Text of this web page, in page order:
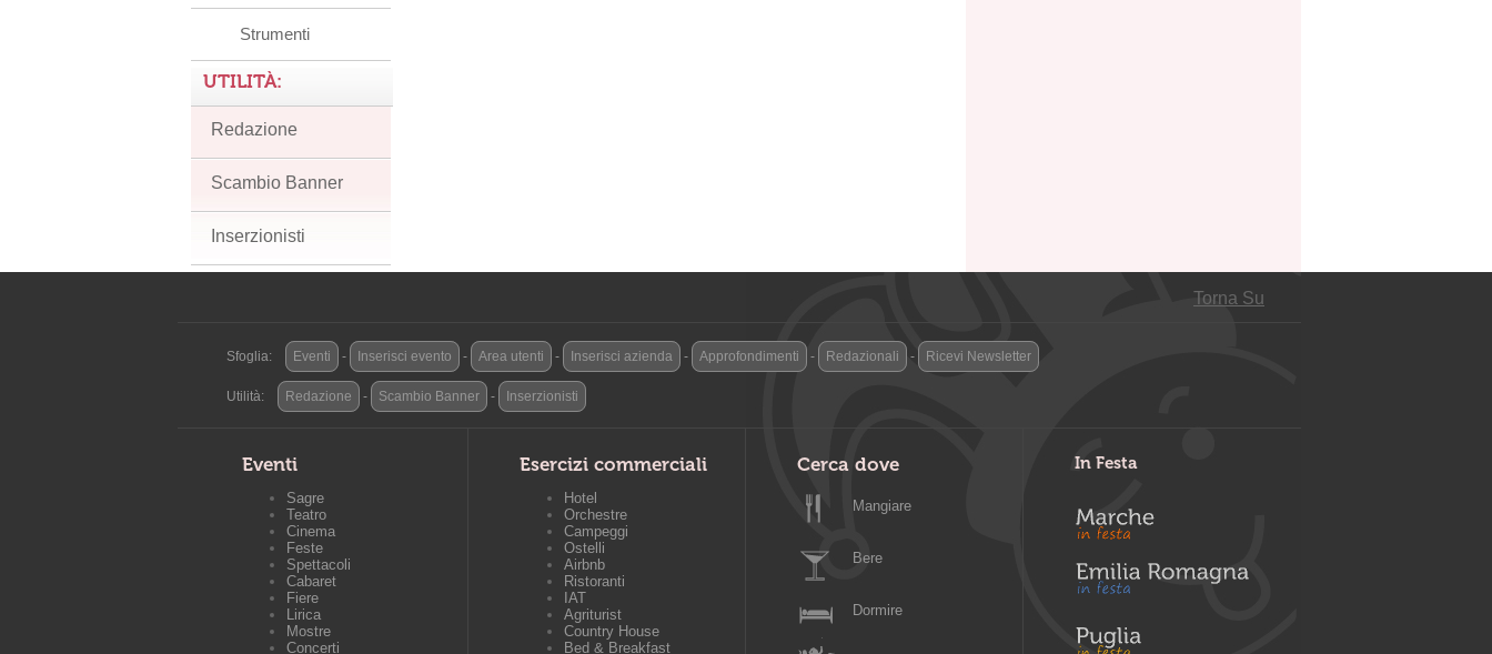
Strumenti
UTILITÀ:
Redazione
Scambio Banner
Inserzionisti
Torna Su
Sfoglia: Eventi - Inserisci evento - Area utenti - Inserisci azienda - Approfondimenti - Redazionali - Ricevi Newsletter
Utilità: Redazione - Scambio Banner - Inserzionisti
Eventi
Sagre
Teatro
Cinema
Feste
Spettacoli
Cabaret
Fiere
Lirica
Mostre
Concerti
Esercizi commerciali
Hotel
Orchestre
Campeggi
Ostelli
Airbnb
Ristoranti
IAT
Agriturist
Country House
Bed & Breakfast
Cerca dove
Mangiare
Bere
Dormire
In Festa